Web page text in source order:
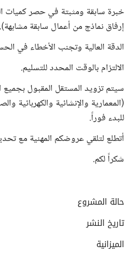
​خبرة سابقة ومثبتة في حصر كميات
إرفاق نماذج من أعمال سابقة مشابهة).
​الدقة العالية وتجنب الأخطاء في
​الالتزام بالوقت المحدد للتسليم.
​سيتم تزويد المستقل المقبول بجميع
للبدء فوراً.
​أتطلع لتلقي عروضكم المهنية مع
​شكراً لكم.
حالة المشروع
تاريخ النشر
الميزانية